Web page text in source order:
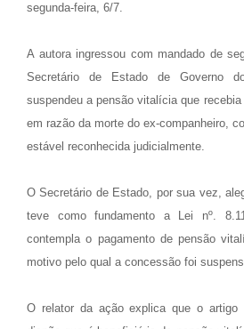
segunda-feira, 6/7.
A autora ingressou com mandado de
Secretário de Estado de Governo
suspendeu a pensão vitalícia que
em razão da morte do ex-companheiro,
estável reconhecida judicialmente.
O Secretário de Estado, por sua vez,
teve como fundamento a Lei nº.
contempla o pagamento de pensão
motivo pelo qual a concessão foi
O relator da ação explica que o artigo